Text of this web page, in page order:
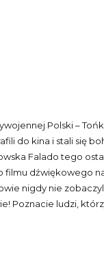
Polski –
do kina i stali się
Falado tego
filmu dźwiękowego
nigdy nie
Poznacie ludzi,